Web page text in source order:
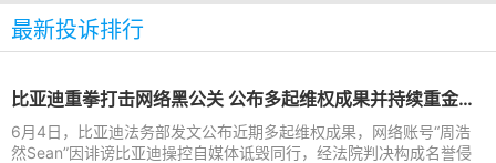
最新投诉排行
比亚迪重拳打击网络黑公关 公布多起维权成果并持续重金悬赏线索
6月4日，比亚迪法务部发文公布近期多起维权成果，网络账号“周浩
然Sean”因诽谤比亚迪操控自媒体诋毁同行，经法院判决构成名誉侵